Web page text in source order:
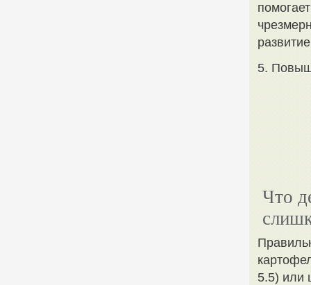
5.
Что
5.5) или